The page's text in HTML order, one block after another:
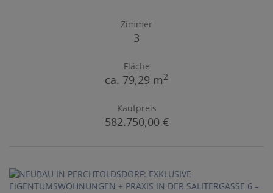
Zimmer
3
Fläche
ca. 79,29 m2
Kaufpreis
582.750,00 €